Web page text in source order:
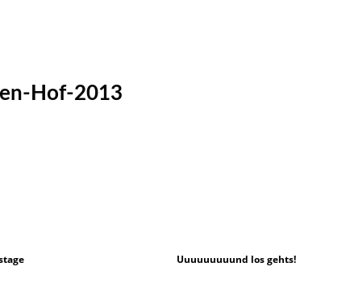
Hof-2013
Uuuuuuuuund los gehts!